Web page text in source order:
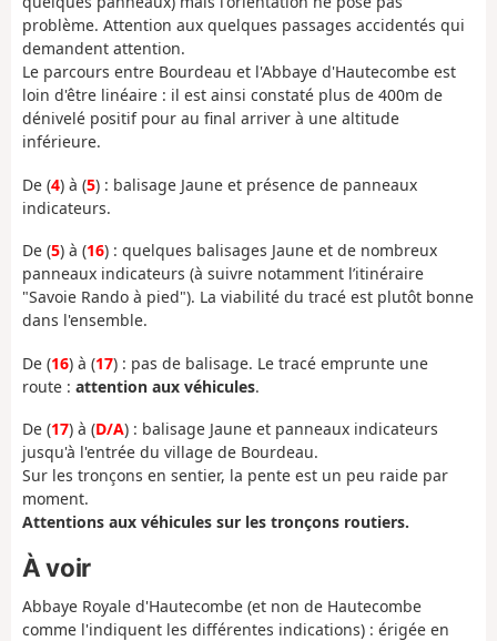
problème. Attention aux quelques passages accidentés qui
demandent attention.
Le parcours entre Bourdeau et l'Abbaye d'Hautecombe est
loin d'être linéaire : il est ainsi constaté plus de 400m de
dénivelé positif pour au final arriver à une altitude
inférieure.
De (4) à (5) : balisage Jaune et présence de panneaux
indicateurs.
De (5) à (16) : quelques balisages Jaune et de nombreux
panneaux indicateurs (à suivre notamment l’itinéraire
"Savoie Rando à pied"). La viabilité du tracé est plutôt bonne
dans l'ensemble.
De (16) à (17) : pas de balisage. Le tracé emprunte une
route : attention aux véhicules.
De (17) à (D/A) : balisage Jaune et panneaux indicateurs
jusqu'à l'entrée du village de Bourdeau.
Sur les tronçons en sentier, la pente est un peu raide par
moment.
Attentions aux véhicules sur les tronçons routiers.
À voir
Abbaye Royale d'Hautecombe (et non de Hautecombe
comme l'indiquent les différentes indications) : érigée en